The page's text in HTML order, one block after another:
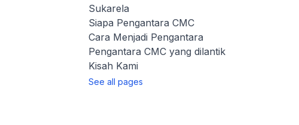
Sukarela
Siapa Pengantara CMC
Cara Menjadi Pengantara
Pengantara CMC yang dilantik
Kisah Kami
See all pages